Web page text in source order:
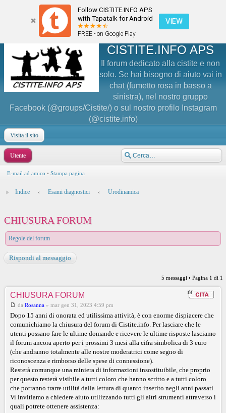
Follow CISTITE.INFO APS
with Tapatalk for Android
FREE - on Google Play
VIEW
CISTITE.INFO APS
Il forum dedicato alla cistite e non
solo. Se hai bisogno di aiuto vai in
chat (fumetto rosa in basso a
sinistra), nel nostro gruppo
Facebook (@groups/Cistite/) o sul nostro profilo Instagram
(@cistite.info)
Visita il sito
Utente
E-mail ad amico • Stampa pagina
Indice ‹ Esami diagnostici ‹ Urodinamica
CHIUSURA FORUM
Regole del forum
Rispondi al messaggio
5 messaggi • Pagina 1 di 1
CHIUSURA FORUM
da Rosanna » mar gen 31, 2023 4:59 pm
Dopo 15 anni di onorata ed utilissima attività, è con enorme dispiacere che
comunichiamo la chiusura del forum di Cistite.info. Per lasciare che le
utenti possano fare le ultime domande e ricevere le ultime risposte lasciamo
il forum ancora aperto per i prossimi 3 mesi alla cifra simbolica di 3 euro
(che andranno totalmente alle nostre moderatrici come segno di
riconoscenza e rimborso delle spese di connessione).
Resterà comunque una miniera di informazioni insostituibile, che proprio
per questo resterà visibile a tutti coloro che hanno scritto e a tutti coloro
che potranno trarre utilità dalla lettura di quanto inserito negli anni passati.
Vi invitiamo a chiedere aiuto utilizzando tutti gli altri strumenti attraverso i
quali potrete ottenere assistenza: